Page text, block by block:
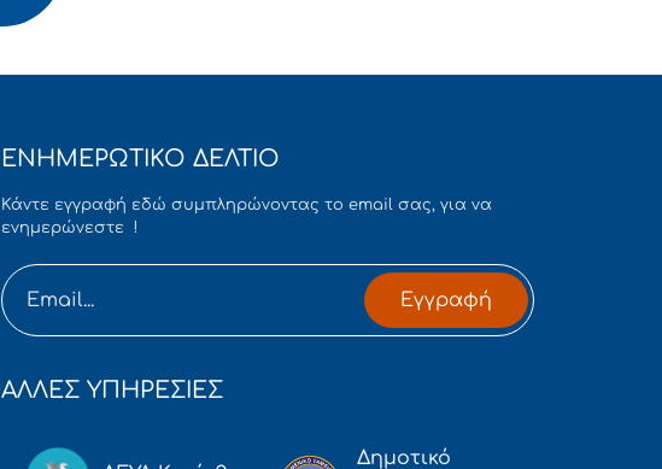
ΕΝΗΜΕΡΩΤΙΚΟ ΔΕΛΤΙΟ
Κάντε εγγραφή εδώ συμπληρώνοντας το email σας, για να
ενημερώνεστε !
Εγγραφή
ΑΛΛΕΣ ΥΠΗΡΕΣΙΕΣ
Δημοτικό